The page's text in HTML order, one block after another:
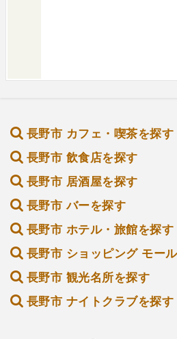
長野市 カフェ・喫茶を探す
長野市 飲食店を探す
長野市 居酒屋を探す
長野市 バーを探す
長野市 ホテル・旅館を探す
長野市 ショッピング モー
長野市 観光名所を探す
長野市 ナイトクラブを探す